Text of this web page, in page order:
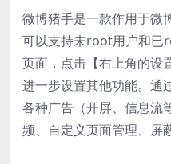
微博猪手是一款作用于微
可以支持未root用户和已
页面，点击【右上角的设
进一步设置其他功能。通
各种广告（开屏、信息流
频、自定义页面管理、屏